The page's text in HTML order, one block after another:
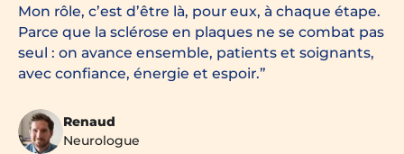
Mon rôle, c’est d’être là, pour eux, à chaque étape.
Parce que la sclérose en plaques ne se combat pas
seul : on avance ensemble, patients et soignants,
avec confiance, énergie et espoir.
Renaud
Neurologue